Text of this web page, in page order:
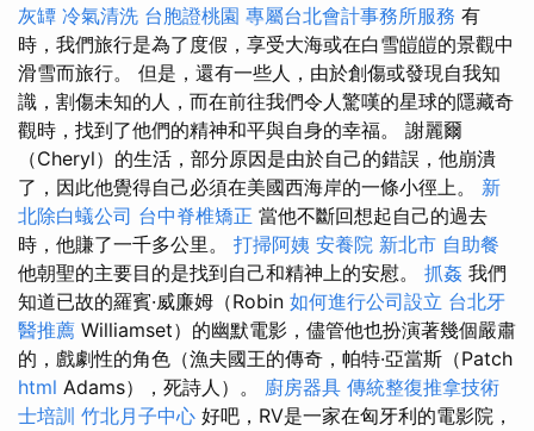
灰罈 冷氣清洗 台胞證桃園 專屬台北會計事務所服務 有
時，我們旅行是為了度假，享受大海或在白雪皚皚的景觀中
滑雪而旅行。 但是，還有一些人，由於創傷或發現自我知
識，割傷未知的人，而在前往我們令人驚嘆的星球的隱藏奇
觀時，找到了他們的精神和平與自身的幸福。 謝麗爾
（Cheryl）的生活，部分原因是由於自己的錯誤，他崩潰
了，因此他覺得自己必須在美國西海岸的一條小徑上。 新
北除白蟻公司 台中脊椎矯正 當他不斷回想起自己的過去
時，他賺了一千多公里。 打掃阿姨 安養院 新北市 自助餐
他朝聖的主要目的是找到自己和精神上的安慰。 抓姦 我們
知道已故的羅賓·威廉姆（Robin 如何進行公司設立 台北牙
醫推薦 Williamset）的幽默電影，儘管他也扮演著幾個嚴肅
的，戲劇性的角色（漁夫國王的傳奇，帕特·亞當斯（Patch
html Adams），死詩人）。 廚房器具 傳統整復推拿技術
士培訓 竹北月子中心 好吧，RV是一家在匈牙利的電影院，